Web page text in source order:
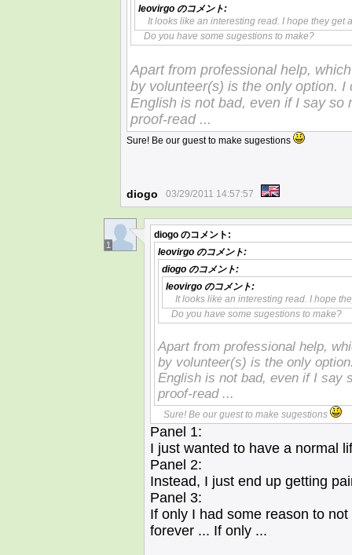
leovirgo のコメント:
It looks like an interesting read. I hope they get
Do you have some sugestions to make?
Apart from professional help,
by volunteer(s) is the only option.
English is not bad, even if I say so
proof-read ...
Sure! Be our guest to make sugestions
diogo 03/29/2011 14:57:57
1
diogo のコメント:
leovirgo のコメント:
diogo のコメント:
leovirgo のコメント:
It looks like an interesting read. I hope
Do you have some sugestions to make?
Apart from professional help,
by volunteer(s) is the only
English is not bad, even if I say
proof-read ...
Sure! Be our guest to make sugestions
Panel 1:
I just wanted to have a normal
Panel 2:
Instead, I just end up getting
Panel 3:
If only I had some reason to
forever ... If only ...